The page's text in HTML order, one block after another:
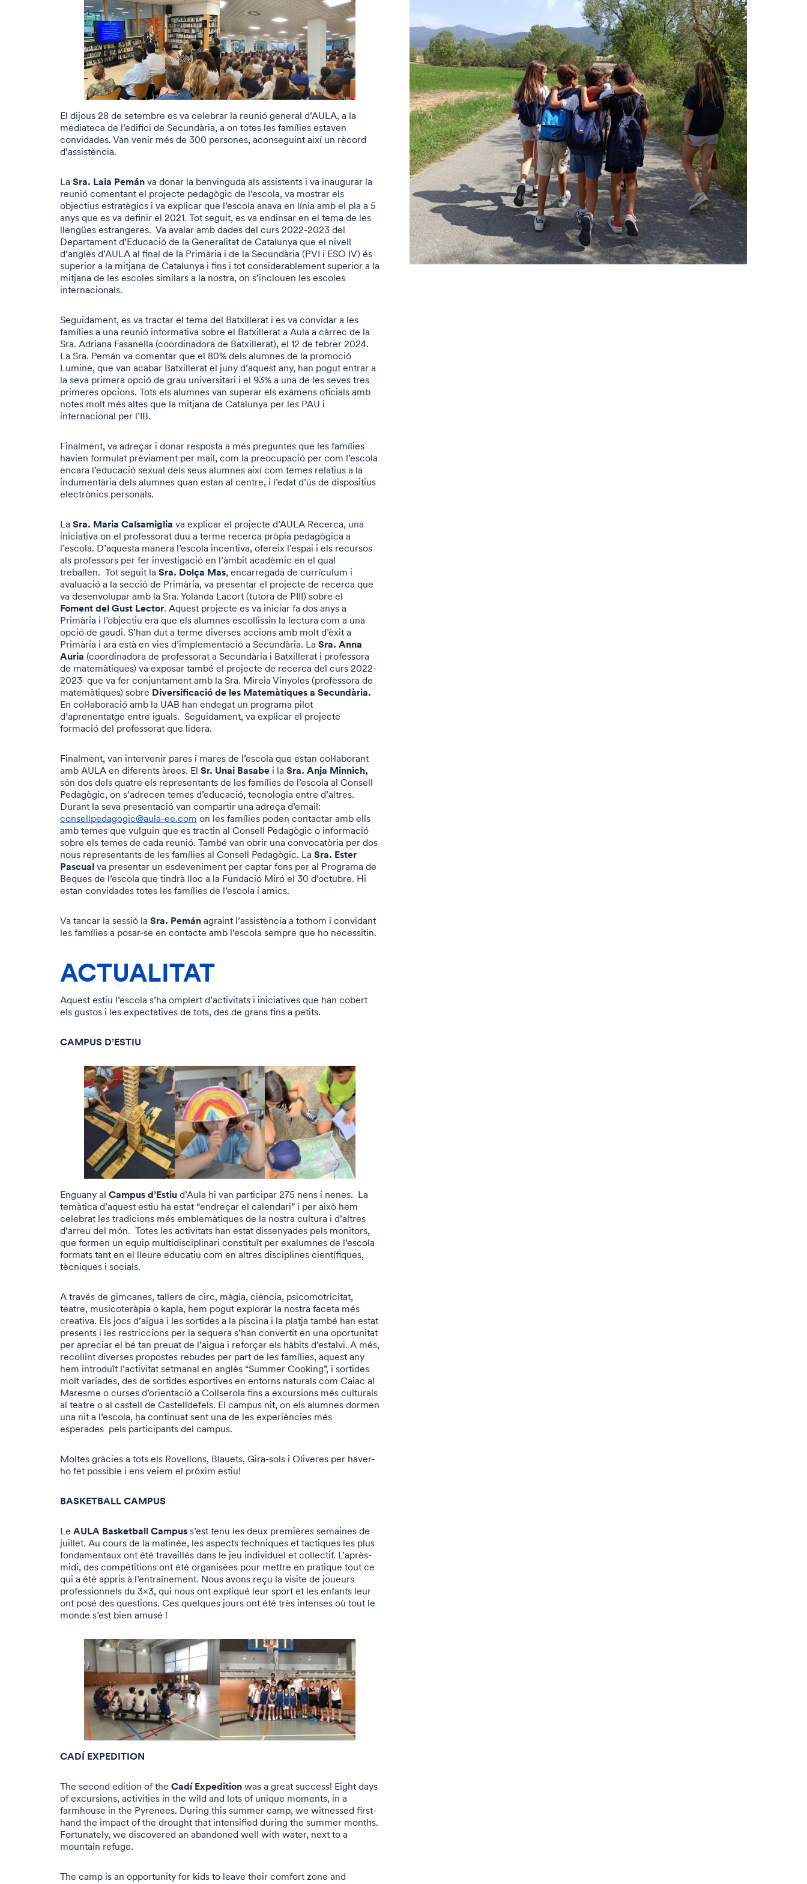
El dijous 28 de setembre es va celebrar la reunió general d’AULA, a la
mediateca de l’edifici de Secundària, a on totes les famílies estaven
convidades. Van venir més de 300 persones, aconseguint així un rècord
d’assistència.
La Sra. Laia Pemán va donar la benvinguda als assistents i va inaugurar la
reunió comentant el projecte pedagògic de l’escola, va mostrar els
objectius estratègics i va explicar que l’escola anava en línia amb el pla a 5
anys que es va definir el 2021. Tot seguit, es va endinsar en el tema de les
llengües estrangeres. Va avalar amb dades del curs 2022-2023 del
Departament d’Educació de la Generalitat de Catalunya que el nivell
d’anglès d’AULA al final de la Primària i de la Secundària (PVI i ESO IV) és
superior a la mitjana de Catalunya i fins i tot considerablement superior a la
mitjana de les escoles similars a la nostra, on s’inclouen les escoles
internacionals.
Seguidament, es va tractar el tema del Batxillerat i es va convidar a les
famílies a una reunió informativa sobre el Batxillerat a Aula a càrrec de la
Sra. Adriana Fasanella (coordinadora de Batxillerat), el 12 de febrer 2024.
La Sra. Pemán va comentar que el 80% dels alumnes de la promoció
Lumine, que van acabar Batxillerat el juny d’aquest any, han pogut entrar a
la seva primera opció de grau universitari i el 93% a una de les seves tres
primeres opcions. Tots els alumnes van superar els exàmens oficials amb
notes molt més altes que la mitjana de Catalunya per les PAU i
internacional per l’IB.
Finalment, va adreçar i donar resposta a més preguntes que les famílies
havien formulat prèviament per mail, com la preocupació per com l’escola
encara l’educació sexual dels seus alumnes així com temes relatius a la
indumentària dels alumnes quan estan al centre, i l’edat d’ús de dispositius
electrònics personals.
La Sra. Maria Calsamiglia va explicar el projecte d’AULA Recerca, una
iniciativa on el professorat duu a terme recerca pròpia pedagògica a
l’escola. D’aquesta manera l’escola incentiva, ofereix l’espai i els recursos
als professors per fer investigació en l’àmbit acadèmic en el qual
treballen. Tot seguit la Sra. Dolça Mas, encarregada de currículum i
avaluació a la secció de Primària, va presentar el projecte de recerca que
va desenvolupar amb la Sra. Yolanda Lacort (tutora de PIII) sobre el
Foment del Gust Lector. Aquest projecte es va iniciar fa dos anys a
Primària i l’objectiu era que els alumnes escollissin la lectura com a una
opció de gaudi. S’han dut a terme diverses accions amb molt d’èxit a
Primària i ara està en vies d’implementació a Secundària. La Sra. Anna
Auria (coordinadora de professorat a Secundària i Batxillerat i professora
de matemàtiques) va exposar també el projecte de recerca del curs 2022-
2023 que va fer conjuntament amb la Sra. Mireia Vinyoles (professora de
matemàtiques) sobre Diversificació de les Matemàtiques a Secundària.
En col·laboració amb la UAB han endegat un programa pilot
d’aprenentatge entre iguals. Seguidament, va explicar el projecte
formació del professorat que lidera.
Finalment, van intervenir pares i mares de l’escola que estan col·laborant
amb AULA en diferents àrees. El Sr. Unai Basabe i la Sra. Anja Minnich,
són dos dels quatre els representants de les famílies de l’escola al Consell
Pedagògic, on s’adrecen temes d’educació, tecnologia entre d’altres.
Durant la seva presentació van compartir una adreça d’email:
consellpedagogic@aula-ee.com on les famílies poden contactar amb ells
amb temes que vulguin que es tractin al Consell Pedagògic o informació
sobre els temes de cada reunió. També van obrir una convocatòria per dos
nous representants de les famílies al Consell Pedagògic. La Sra. Ester
Pascual va presentar un esdeveniment per captar fons per al Programa de
Beques de l’escola que tindrà lloc a la Fundació Miró el 30 d’octubre. Hi
estan convidades totes les famílies de l’escola i amics.
Va tancar la sessió la Sra. Pemán agraint l’assistència a tothom i convidant
les famílies a posar-se en contacte amb l’escola sempre que ho necessitin.
ACTUALITAT
Aquest estiu l’escola s’ha omplert d’activitats i iniciatives que han cobert
els gustos i les expectatives de tots, des de grans fins a petits.
CAMPUS D’ESTIU
Enguany al Campus d’Estiu d’Aula hi van participar 275 nens i nenes. La
temàtica d’aquest estiu ha estat “endreçar el calendari” i per això hem
celebrat les tradicions més emblemàtiques de la nostra cultura i d’altres
d’arreu del món. Totes les activitats han estat dissenyades pels monitors,
que formen un equip multidisciplinari constituït per exalumnes de l’escola
formats tant en el lleure educatiu com en altres disciplines científiques,
tècniques i socials.
A través de gimcanes, tallers de circ, màgia, ciència, psicomotricitat,
teatre, musicoteràpia o kapla, hem pogut explorar la nostra faceta més
creativa. Els jocs d’aigua i les sortides a la piscina i la platja també han estat
presents i les restriccions per la sequera s’han convertit en una oportunitat
per apreciar el bé tan preuat de l’aigua i reforçar els hàbits d’estalvi. A més,
recollint diverses propostes rebudes per part de les famílies, aquest any
hem introduït l’activitat setmanal en anglès “Summer Cooking”, i sortides
molt variades, des de sortides esportives en entorns naturals com Caiac al
Maresme o curses d’orientació a Collserola fins a excursions més culturals
al teatre o al castell de Castelldefels. El campus nit, on els alumnes dormen
una nit a l’escola, ha continuat sent una de les experiències més
esperades pels participants del campus.
Moltes gràcies a tots els Rovellons, Blauets, Gira-sols i Oliveres per haver-
ho fet possible i ens veiem el pròxim estiu!
BASKETBALL CAMPUS
Le AULA Basketball Campus s’est tenu les deux premières semaines de
juillet. Au cours de la matinée, les aspects techniques et tactiques les plus
fondamentaux ont été travaillés dans le jeu individuel et collectif. L’après-
midi, des compétitions ont été organisées pour mettre en pratique tout ce
qui a été appris à l’entraînement. Nous avons reçu la visite de joueurs
professionnels du 3×3, qui nous ont expliqué leur sport et les enfants leur
ont posé des questions. Ces quelques jours ont été très intenses où tout le
monde s’est bien amusé !
CADÍ EXPEDITION
The second edition of the Cadí Expedition was a great success! Eight days
of excursions, activities in the wild and lots of unique moments, in a
farmhouse in the Pyrenees. During this summer camp, we witnessed first-
hand the impact of the drought that intensified during the summer months.
Fortunately, we discovered an abandoned well with water, next to a
mountain refuge.
The camp is an opportunity for kids to leave their comfort zone and